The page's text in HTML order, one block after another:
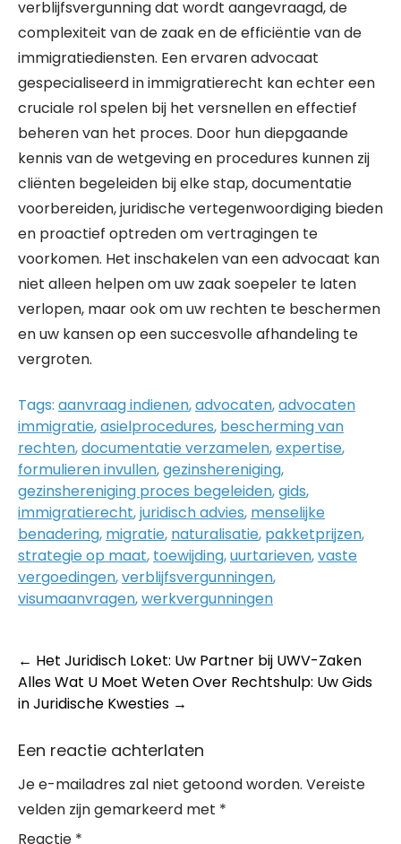
verblijfsvergunning dat wordt aangevraagd, de
complexiteit van de zaak en de efficiëntie van de
immigratiediensten. Een ervaren advocaat
gespecialiseerd in immigratierecht kan echter een
cruciale rol spelen bij het versnellen en effectief
beheren van het proces. Door hun diepgaande
kennis van de wetgeving en procedures kunnen zij
cliënten begeleiden bij elke stap, documentatie
voorbereiden, juridische vertegenwoordiging bieden
en proactief optreden om vertragingen te
voorkomen. Het inschakelen van een advocaat kan
niet alleen helpen om uw zaak soepeler te laten
verlopen, maar ook om uw rechten te beschermen
en uw kansen op een succesvolle afhandeling te
vergroten.
Tags: aanvraag indienen,advocaten,advocaten
immigratie,asielprocedures, bescherming van
rechten,documentatie verzamelen,expertise,
formulieren invullen,gezinshereniging,
gezinshereniging proces begeleiden,gids,
immigratierecht,juridisch advies, menselijke
benadering, migratie, naturalisatie, pakketprijzen,
strategie op maat, toewijding,uurtarieven,vaste
vergoedingen,verblijfsvergunningen,
visumaanvragen,werkvergunningen
Post
navigation
← Het Juridisch Loket: Uw Partner bij UWV-Zaken
Alles Wat U Moet Weten Over Rechtshulp: Uw Gids
in Juridische Kwesties →
Een reactie achterlaten
Je e-mailadres zal niet getoond worden. Vereiste
velden zijn gemarkeerd met *
Reactie *